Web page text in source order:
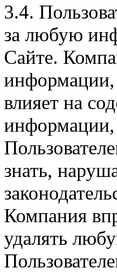
3.4.
за любую
Сайте.
информации,
влияет на
информации,
знать,
Компания
удалять